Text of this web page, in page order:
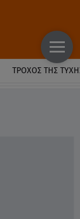
ΤΡΟΧΌΣ ΤΗΣ